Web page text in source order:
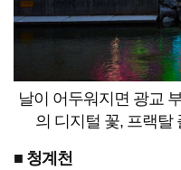
날이 어두워지면 광교
의 디지털 꽃, 프랙
■ 청계천